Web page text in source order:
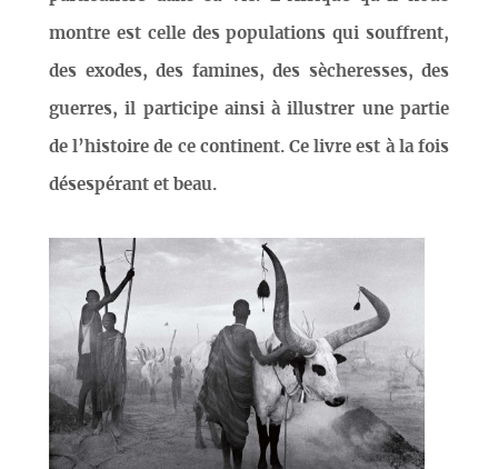
montre est celle des populations qui souffrent,
des exodes, des famines, des sècheresses, des
guerres, il participe ainsi à illustrer une partie
de l’histoire de ce continent. Ce livre est à la fois
désespérant et beau.